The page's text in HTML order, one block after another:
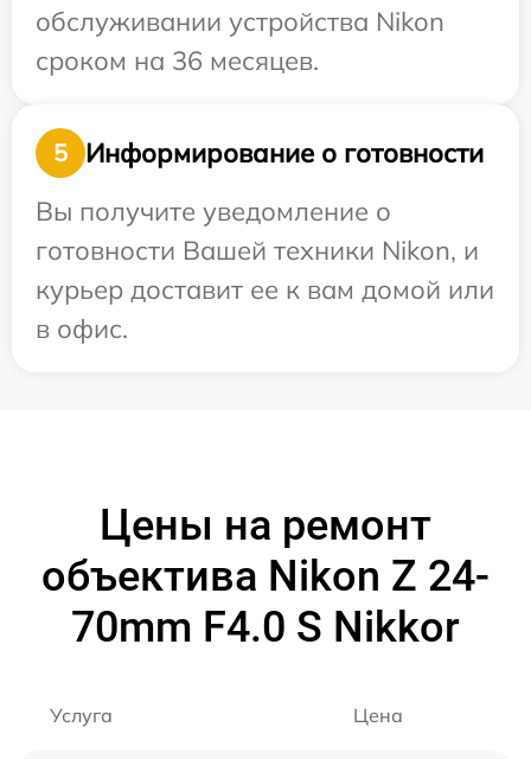
обслуживании устройства Nikon
сроком на 36 месяцев.
5
Информирование о готовности
Вы получите уведомление о
готовности Вашей техники Nikon, и
курьер доставит ее к вам домой или
в офис.
Цены на ремонт
объектива Nikon Z 24-
70mm F4.0 S Nikkor
Услуга Цена